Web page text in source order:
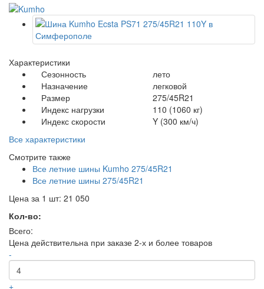
Характеристики
Сезонность
лето
Назначение
легковой
Размер
275/45R21
Индекс нагрузки
110 (1060 кг)
Индекс скорости
Y (300 км/ч)
Все характеристики
Смотрите также
Все летние шины Kumho 275/45R21
Все летние шины 275/45R21
Цена за 1 шт: 21 050
Кол-во:
Всего:
Цена действительна при заказе 2-х и более товаров
-
+